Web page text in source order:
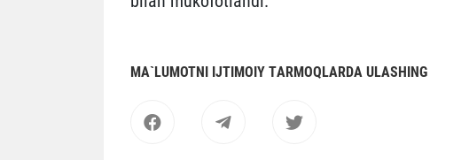
MА`LUMOTNI IJTIMOIY TАRMOQLАRDА ULАSHING